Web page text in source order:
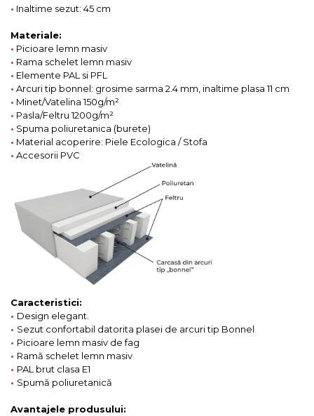
• Inaltime sezut: 45 cm
Materiale:
• Picioare lemn masiv
• Rama schelet lemn masiv
• Elemente PAL si PFL
• Arcuri tip bonnel: grosime sarma 2.4 mm, inaltime plasa 11 cm
• Minet/Vatelina 150g/m²
• Pasla/Feltru 1200g/m²
• Spuma poliuretanica (burete)
• Material acoperire: Piele Ecologica / Stofa
• Accesorii PVC
Caracteristici:
• Design elegant.
• Sezut confortabil datorita plasei de arcuri tip Bonnel
• Picioare lemn masiv de fag
• Ramă schelet lemn masiv
• PAL brut clasa E1
• Spumă poliuretanică
Avantajele produsului: